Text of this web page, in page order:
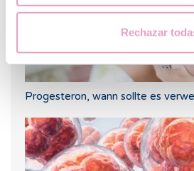
Rechazar
Progesteron, wann sollte es